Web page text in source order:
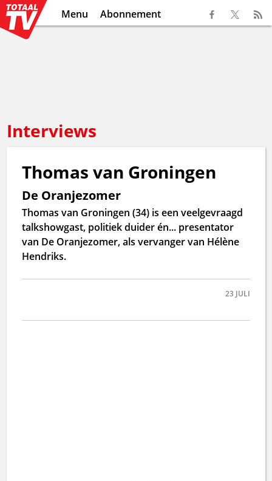
Menu Abonnement
Interviews
Thomas van Groningen
De Oranjezomer
Thomas van Groningen (34) is een veelgevraagd
talkshowgast, politiek duider én... presentator
van De Oranjezomer, als vervanger van Hélène
Hendriks.
23 JULI